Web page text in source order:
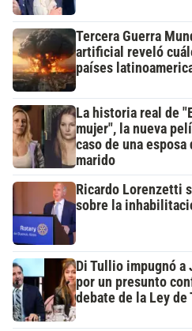
Tercera Guerra
artificial reveló
países
La historia real de
mujer", la nueva
caso de una
marido
Ricardo Lorenzetti
sobre la
Di Tullio impugnó a
por un presunto
debate de la Ley de